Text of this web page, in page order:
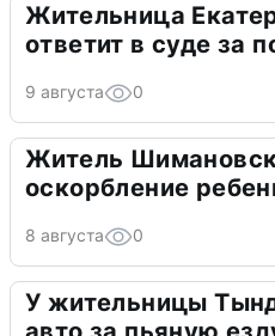
Жительница
ответит в суде за
9 августа 0
Житель
оскорбление
8 августа 0
У жительницы